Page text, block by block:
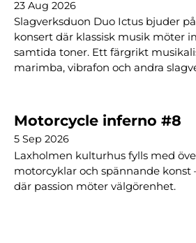
23 Aug 2026
Slagverksduon Duo Ictus bjuder
konsert där klassisk musik möter
samtida toner. Ett färgrikt
marimba, vibrafon och andra
Motorcycle inferno #8
5 Sep 2026
Laxholmen kulturhus fylls med
motorcyklar och spännande konst
där passion möter välgörenhet.